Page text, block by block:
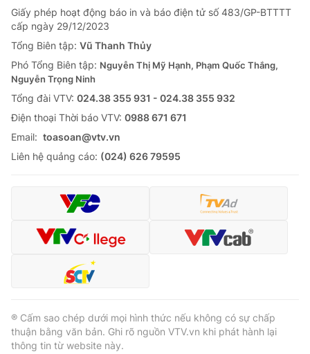
Giấy phép hoạt động báo in và báo điện tử số 483/GP-BTTTT
cấp ngày 29/12/2023
Tổng Biên tập: Vũ Thanh Thủy
Phó Tổng Biên tập: Nguyễn Thị Mỹ Hạnh, Phạm Quốc Thắng,
Nguyễn Trọng Ninh
Tổng đài VTV: 024.38 355 931 - 024.38 355 932
Ðiện thoại Thời báo VTV: 0988 671 671
Email: toasoan@vtv.vn
Liên hệ quảng cáo: (024) 626 79595
® Cấm sao chép dưới mọi hình thức nếu không có sự chấp
thuận bằng văn bản. Ghi rõ nguồn VTV.vn khi phát hành lại
thông tin từ website này.